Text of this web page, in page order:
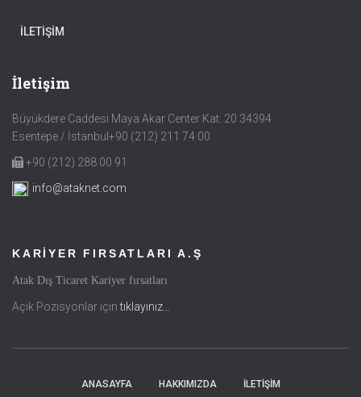
İLETIŞIM
İletişim
Büyükdere Caddesi Maya Akar Center Kat: 20 34394
Esentepe / İstanbul+90 (212) 211 74 00
+90 (212) 288 00 91
info@ataknet.com
KARİYER FIRSATLARI A.Ş
Atak Dış Ticaret Kariyer fırsatları
Açık Pozisyonlar içintıklayınız…
ANASAYFA HAKKIMIZDA İLETIŞIM